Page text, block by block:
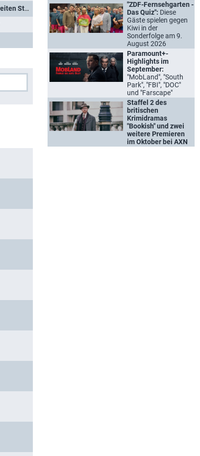
"Tulsa King": Neal McDonough ("Yelllowstone") schließt sich dem Cast der zweiten Staffel an
"ZDF-Fernsehgarten -
Das Quiz": Diese
Gäste spielen gegen
Kiwi in der
Sonderfolge am 9.
August 2026
Paramount+-
Highlights im
September:
"MobLand", "South
Park", "FBI", "DOC"
und "Farscape"
Staffel 2 des
britischen
Krimidramas
"Bookish" und zwei
weitere Premieren
im Oktober bei AXN